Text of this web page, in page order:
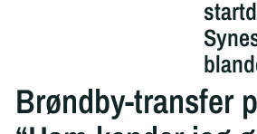
Brøndby-transfer